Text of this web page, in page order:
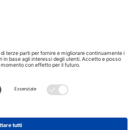
ancora limitata
evidenziano
con cui gli
più solo la scelta
semplice da